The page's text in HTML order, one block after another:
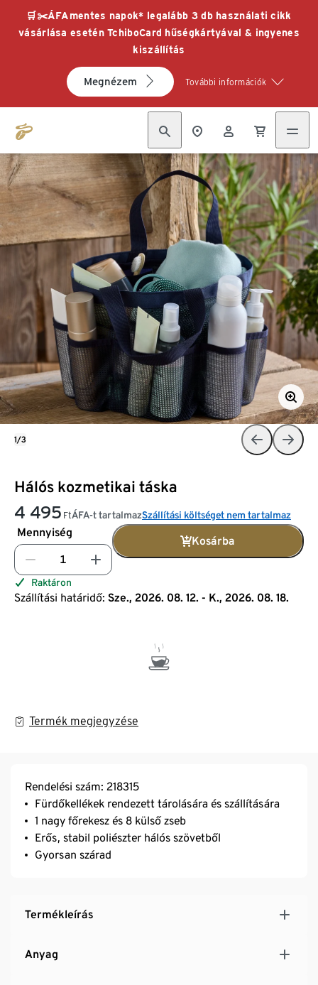
🛒✂️ÁFAmentes napok* legalább 3 db használati cikk
vásárlása esetén TchiboCard hűségkártyával & ingyenes
kiszállítás
Megnézem További információk
Hálós kozmetikai táska
4 495 FtÁFA-t tartalmazSzállítási költséget nem tartalmaz
Mennyiség
Kosárba
Raktáron
Szállítási határidő: Sze., 2026. 08. 12. - K., 2026. 08. 18.
Termék megjegyzése
1/3
Rendelési szám: 218315
Fürdőkellékek rendezett tárolására és szállítására
1 nagy főrekesz és 8 külső zseb
Erős, stabil poliészter hálós szövetből
Gyorsan szárad
Termékleírás
Anyag